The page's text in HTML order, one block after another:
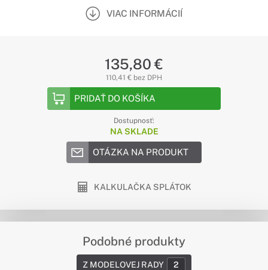
VIAC INFORMÁCIÍ
135,80 €
110,41 € bez DPH
PRIDAŤ DO KOŠÍKA
Dostupnosť:
NA SKLADE
OTÁZKA NA PRODUKT
KALKULAČKA SPLÁTOK
Podobné produkty
Z MODELOVEJ RADY 2